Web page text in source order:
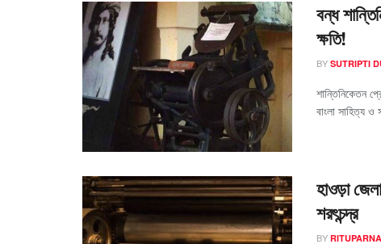
বন্ধ
ক্ষতি!
BY SUTRIPTI
শান্তিনিকেতন
বাংলা সাহিত্য
হাওড়া
শরৎচন্দ্র
BY